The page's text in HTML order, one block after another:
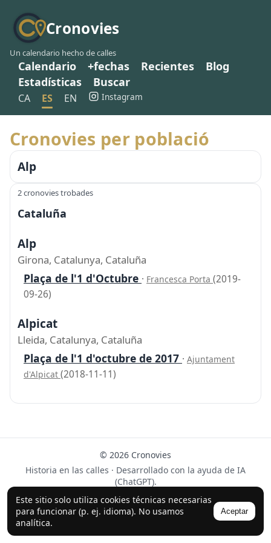
Cronovies
Un calendario hecho de calles
Calendario +fechas Recientes
Blog
Estadísticas
Buscar
CA ES EN Instagram
Este sitio solo utiliza cookies técnicas necesarias
para funcionar (p. ej. idioma). No usamos
analítica.
Aceptar
Cronovies per població
Alp
2 cronovies trobades
Cataluña
Alp
Girona, Catalunya, Cataluña
Plaça de l'1 d'Octubre · Francesca Porta (2019-
09-26)
Alpicat
Lleida, Catalunya, Cataluña
Plaça de l'1 d'octubre de 2017 · Ajuntament
d'Alpicat (2018-11-11)
© 2026 Cronovies
Historia en las calles · Desarrollado con la ayuda de IA
(ChatGPT).
Síguenos en Instagram